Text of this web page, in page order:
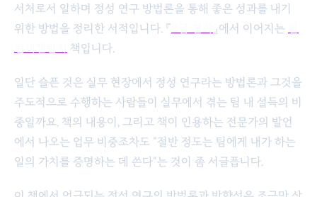
서처로서 일하며 정성 연구 방법론을 통해 좋은 성과를 내기
위한 방법을 정리한 서적입니다. 『
』에서 이어지는
책입니다.
일단 슬픈 것은 실무 현장에서 정성 연구라는 방법론과 그것을
주도적으로 수행하는 사람들이 실무에서 겪는 팀 내 설득의 비
중일까요. 책의 내용이, 그리고 책이 인용하는 전문가의 발언
에서 나오는 업무 비중조차도 "절반 정도는 팀에게 내가 하는
일의 가치를 증명하는 데 쓴다"는 것이 좀 서글픕니다.